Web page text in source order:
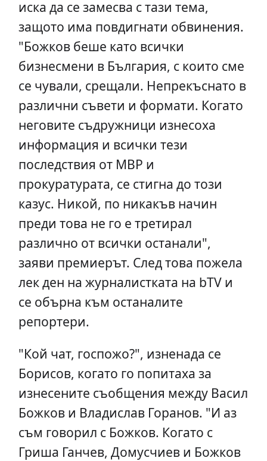
иска да се замесва с тази тема,
защото има повдигнати обвинения.
"Божков беше като всички
бизнесмени в България, с които сме
се чували, срещали. Непрекъснато в
различни съвети и формати. Когато
неговите съдружници изнесоха
информация и всички тези
последствия от МВР и
прокуратурата, се стигна до този
казус. Никой, по никакъв начин
преди това не го е третирал
различно от всички останали",
заяви премиерът. След това пожела
лек ден на журналистката на bTV и
се обърна към останалите
репортери.
"Кой чат, госпожо?", изненада се
Борисов, когато го попитаха за
изнесените съобщения между Васил
Божков и Владислав Горанов. "И аз
съм говорил с Божков. Когато с
Гриша Ганчев, Домусчиев и Божков